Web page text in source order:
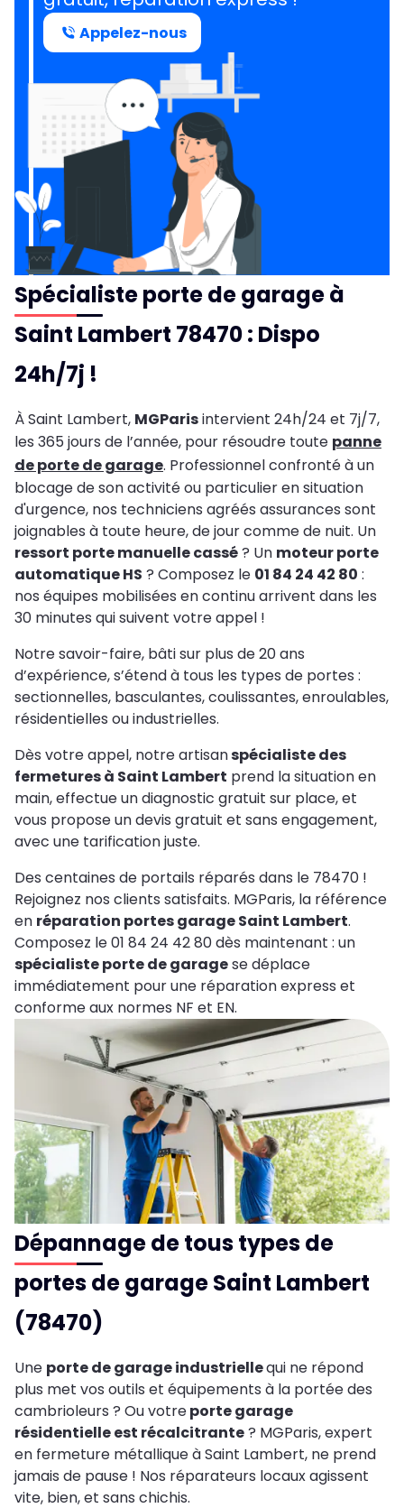
Appelez-nous
Spécialiste porte de garage à
Saint Lambert 78470 : Dispo
24h/7j !
À Saint Lambert, MGParisintervient 24h/24 et 7j/7,
les 365 jours de l’année, pour résoudre toute panne
de porte de garage. Professionnel confronté à un
blocage de son activité ou particulier en situation
d'urgence, nos techniciens agréés assurances sont
joignables à toute heure, de jour comme de nuit. Un
ressort porte manuelle cassé? Un moteur porte
automatique HS ? Composez le 01 84 24 42 80 :
nos équipes mobilisées en continu arrivent dans les
30 minutes qui suivent votre appel !
Notre savoir-faire, bâti sur plus de 20 ans
d’expérience, s’étend à tous les types de portes :
sectionnelles, basculantes, coulissantes, enroulables,
résidentielles ou industrielles.
Dès votre appel, notre artisanspécialiste des
fermetures à Saint Lambert prend la situation en
main, effectue un diagnostic gratuit sur place, et
vous propose un devis gratuit et sans engagement,
avec une tarification juste.
Des centaines de portails réparés dans le 78470 !
Rejoignez nos clients satisfaits. MGParis, la référence
en réparation portes garage Saint Lambert.
Composez le 01 84 24 42 80 dès maintenant : un
spécialiste porte de garagese déplace
immédiatement pour une réparation express et
conforme aux normes NF et EN.
Dépannage de tous types de
portes de garage Saint Lambert
(78470)
Une porte de garage industriellequi ne répond
plus met vos outils et équipements à la portée des
cambrioleurs ? Ou votreporte garage
résidentielle est récalcitrante? MGParis, expert
en fermeture métallique à Saint Lambert, ne prend
jamais de pause ! Nos réparateurs locaux agissent
vite, bien, et sans chichis.